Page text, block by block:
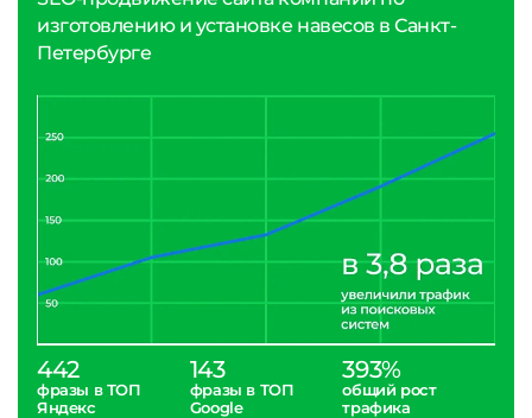
изготовлению и установке навесов в Санкт-
Петербурге
442
фразы в ТОП
Яндекс
143
фразы в ТОП
Google
393%
общий рост
трафика